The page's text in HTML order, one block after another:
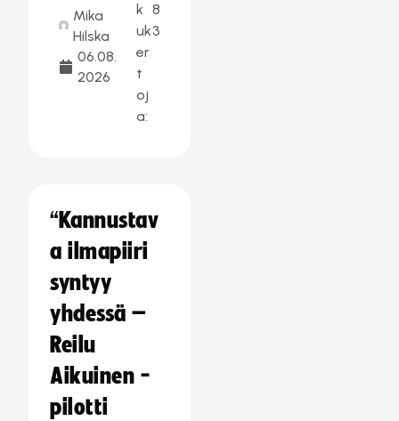
Mika
Hilska
06.08.
2026
k
uk
er
t
oj
a:
8
3
“Kannustav
a ilmapiiri
syntyy
yhdessä –
Reilu
Aikuinen -
pilotti